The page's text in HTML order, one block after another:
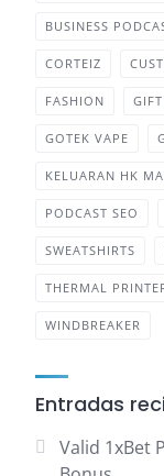
BUSINESS
CORTEIZ
FASHION
GOTEK VAPE
KELUARAN HK
PODCAST SEO
SWEATSHIRTS
THERMAL
WINDBREAKER
Entradas
Valid 1xBet